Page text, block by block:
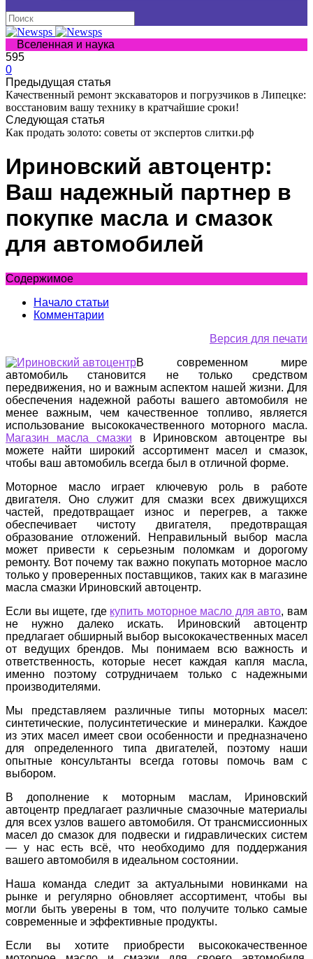
Вселенная и наука
595
0
Предыдущая статья
Качественный ремонт экскаваторов и погрузчиков в Липецке:
восстановим вашу технику в кратчайшие сроки!
Следующая статья
Как продать золото: советы от экспертов слитки.рф
Ириновский автоцентр:
Ваш надежный партнер в
покупке масла и смазок
для автомобилей
Содержимое
Начало статьи
Комментарии
Версия для печати
В современном мире
автомобиль становится не только средством
передвижения, но и важным аспектом нашей жизни. Для
обеспечения надежной работы вашего автомобиля не
менее важным, чем качественное топливо, является
использование высококачественного моторного масла.
Магазин масла смазки в Ириновском автоцентре вы
можете найти широкий ассортимент масел и смазок,
чтобы ваш автомобиль всегда был в отличной форме.
Моторное масло играет ключевую роль в работе
двигателя. Оно служит для смазки всех движущихся
частей, предотвращает износ и перегрев, а также
обеспечивает чистоту двигателя, предотвращая
образование отложений. Неправильный выбор масла
может привести к серьезным поломкам и дорогому
ремонту. Вот почему так важно покупать моторное масло
только у проверенных поставщиков, таких как в магазине
масла смазки Ириновский автоцентр.
Если вы ищете, где купить моторное масло для авто, вам
не нужно далеко искать. Ириновский автоцентр
предлагает обширный выбор высококачественных масел
от ведущих брендов. Мы понимаем всю важность и
ответственность, которые несет каждая капля масла,
именно поэтому сотрудничаем только с надежными
производителями.
Мы представляем различные типы моторных масел:
синтетические, полусинтетические и минералки. Каждое
из этих масел имеет свои особенности и предназначено
для определенного типа двигателей, поэтому наши
опытные консультанты всегда готовы помочь вам с
выбором.
В дополнение к моторным маслам, Ириновский
автоцентр предлагает различные смазочные материалы
для всех узлов вашего автомобиля. От трансмиссионных
масел до смазок для подвески и гидравлических систем
— у нас есть всё, что необходимо для поддержания
вашего автомобиля в идеальном состоянии.
Наша команда следит за актуальными новинками на
рынке и регулярно обновляет ассортимент, чтобы вы
могли быть уверены в том, что получите только самые
современные и эффективные продукты.
Если вы хотите приобрести высококачественное